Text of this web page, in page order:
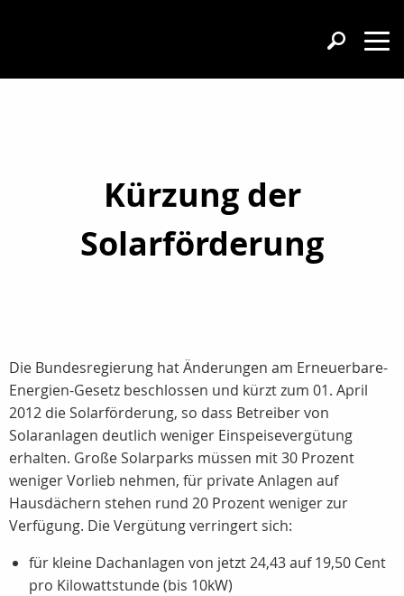
Kürzung der
Solarförderung
Die Bundesregierung hat Änderungen am Erneuerbare-
Energien-Gesetz beschlossen und kürzt zum 01. April
2012 die Solarförderung, so dass Betreiber von
Solaranlagen deutlich weniger Einspeisevergütung
erhalten. Große Solarparks müssen mit 30 Prozent
weniger Vorlieb nehmen, für private Anlagen auf
Hausdächern stehen rund 20 Prozent weniger zur
Verfügung. Die Vergütung verringert sich:
für kleine Dachanlagen von jetzt 24,43 auf 19,50 Cent
pro Kilowattstunde (bis 10kW)